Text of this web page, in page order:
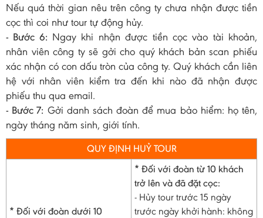
Nếu quá thời gian nêu trên công ty chưa nhận được tiền
cọc thì coi như tour tự động hủy.
- Bước 6: Ngay khi nhận được tiền cọc vào tài khoản,
nhân viên công ty sẽ gởi cho quý khách bản scan phiếu
xác nhận có con dấu tròn của công ty. Quý khách cần liên
hệ với nhân viên kiểm tra đến khi nào đã nhận được
phiếu thu qua email.
- Bước 7: Gởi danh sách đoàn để mua bảo hiểm: họ tên,
ngày tháng năm sinh, giới tính.
QUY ĐỊNH HUỶ TOUR
* Đối với đoàn dưới 10
* Đối với đoàn từ 10 khách
trở lên và đã đặt cọc:
- Hủy tour trước 15 ngày
trước ngày khởi hành: không